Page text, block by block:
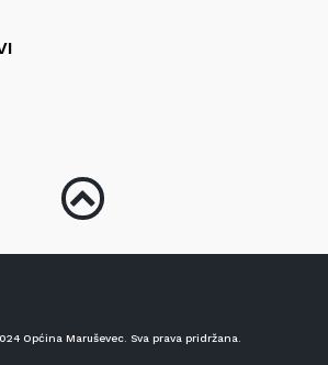
Općina Maruševec. Sva prava pridržana.